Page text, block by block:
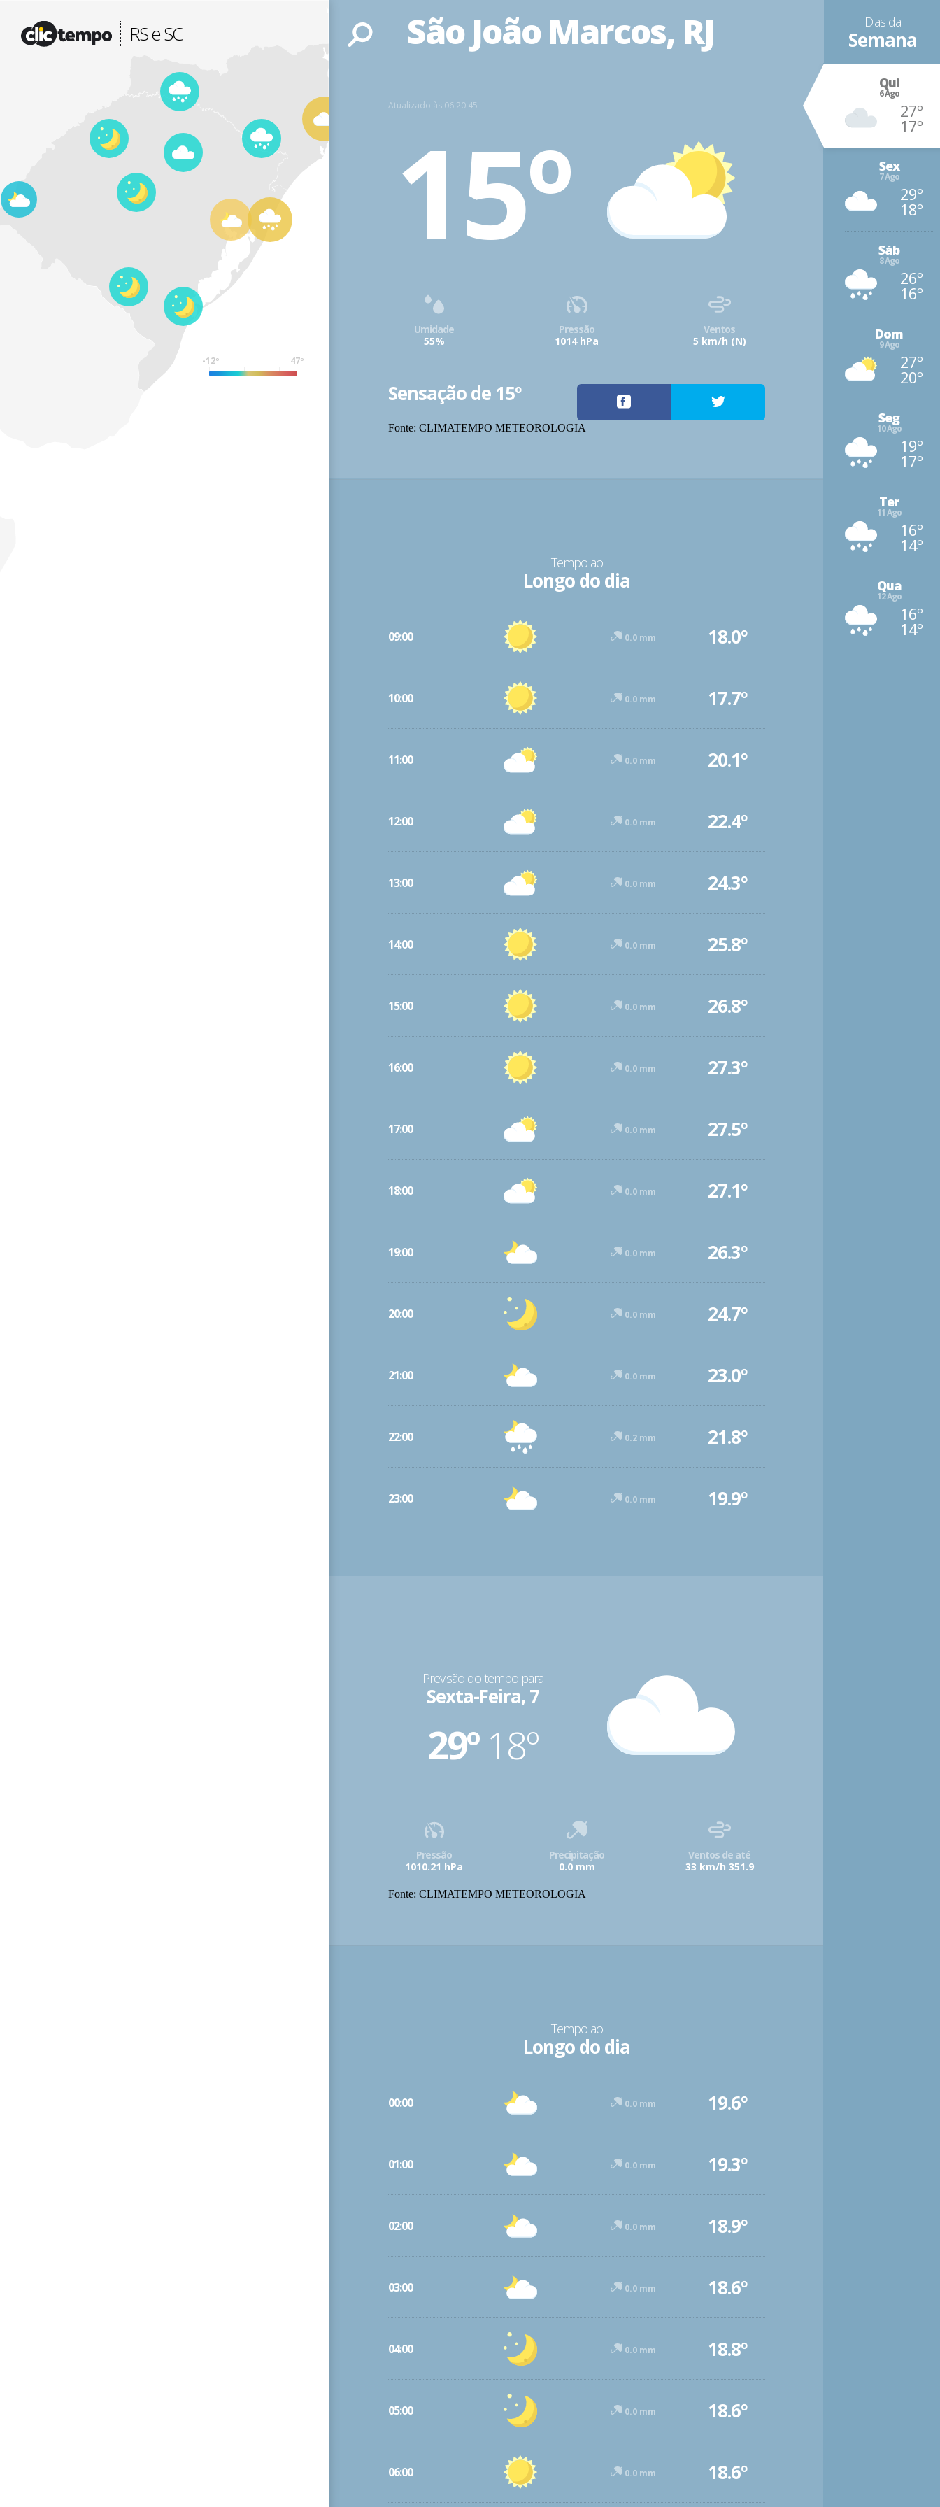
São João Marcos, RJ
RS e SC
-12º 47º
Atualizado às 06:20:45
15º
Umidade
55%
Pressão
1014 hPa
Ventos
5 km/h (N)
Sensação de 15º
Fonte: CLIMATEMPO METEOROLOGIA
Tempo ao
Longo do dia
09:00 0.0 mm 18.0º
10:00 0.0 mm 17.7º
11:00 0.0 mm 20.1º
12:00 0.0 mm 22.4º
13:00 0.0 mm 24.3º
14:00 0.0 mm 25.8º
15:00 0.0 mm 26.8º
16:00 0.0 mm 27.3º
17:00 0.0 mm 27.5º
18:00 0.0 mm 27.1º
19:00 0.0 mm 26.3º
20:00 0.0 mm 24.7º
21:00 0.0 mm 23.0º
22:00 0.2 mm 21.8º
23:00 0.0 mm 19.9º
Previsão do tempo para
Sexta-Feira, 7
29º18º
Pressão
1010.21 hPa
Precipitação
0.0 mm
Ventos de até
33 km/h 351.9
Fonte: CLIMATEMPO METEOROLOGIA
Tempo ao
Longo do dia
00:00 0.0 mm 19.6º
01:00 0.0 mm 19.3º
02:00 0.0 mm 18.9º
03:00 0.0 mm 18.6º
04:00 0.0 mm 18.8º
05:00 0.0 mm 18.6º
06:00 0.0 mm 18.6º
Dias da
Semana
Qui
6 Ago
27º
17º
Sex
7 Ago
29º
18º
Sáb
8 Ago
26º
16º
Dom
9 Ago
27º
20º
Seg
10 Ago
19º
17º
Ter
11 Ago
16º
14º
Qua
12 Ago
16º
14º